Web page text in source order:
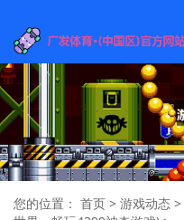
您的位置： 首页 > 游戏动态 >